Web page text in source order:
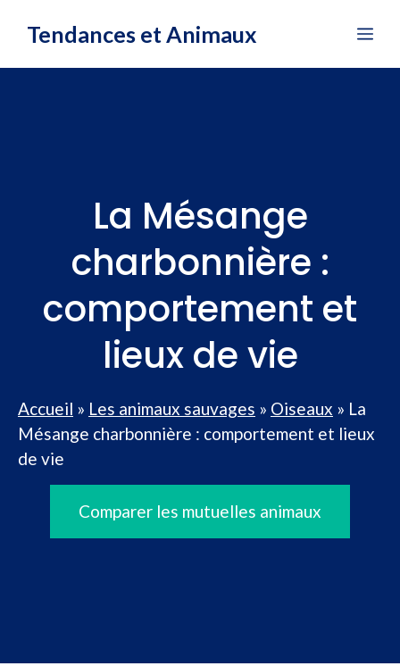
Tendances et Animaux
La Mésange
charbonnière :
comportement et
lieux de vie
Accueil » Les animaux sauvages » Oiseaux » La
Mésange charbonnière : comportement et lieux
de vie
Comparer les mutuelles animaux